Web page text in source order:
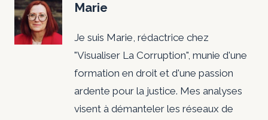
Marie
Je suis Marie, rédactrice chez
"Visualiser La Corruption", munie d'une
formation en droit et d'une passion
ardente pour la justice. Mes analyses
visent à démanteler les réseaux de